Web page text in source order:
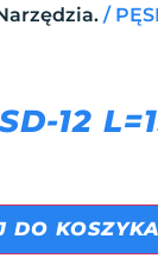
/
12
DO KOSZYKA